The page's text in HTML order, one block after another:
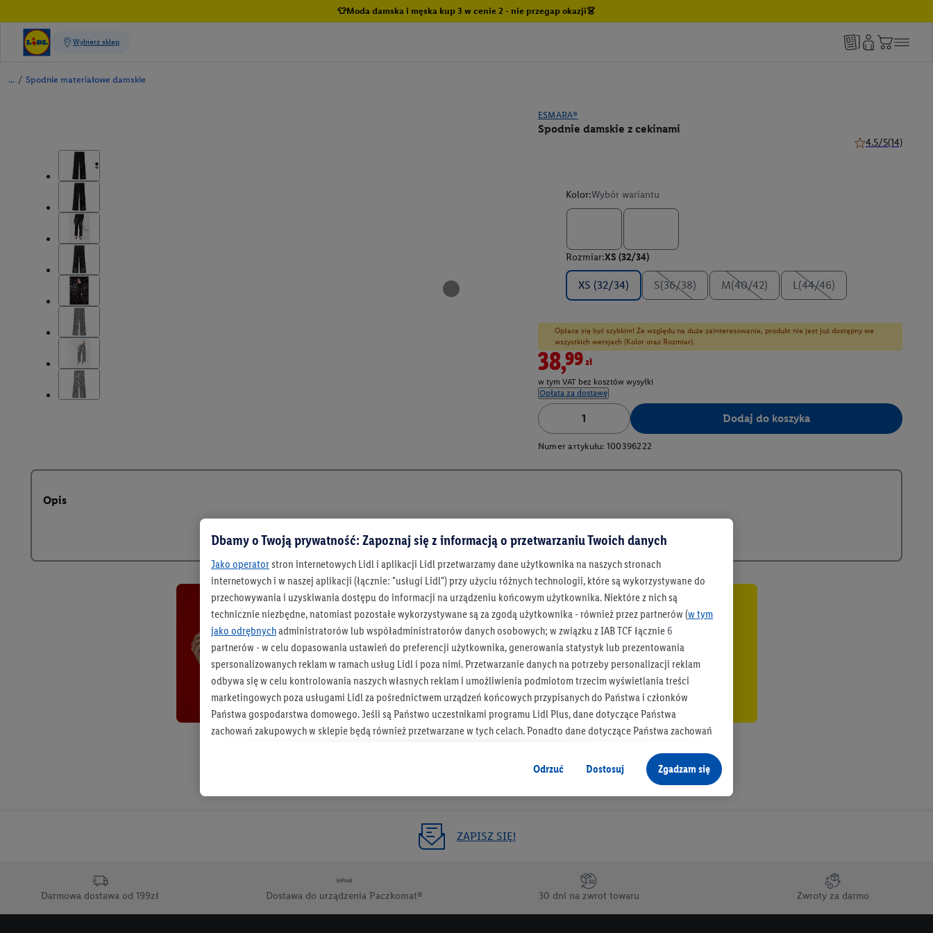
👕Moda damska i męska kup 3 w cenie 2 - nie przegap okazji👗
/ Spodnie materiałowe damskie
ESMARA®
Spodnie damskie z cekinami
4.5/5(14)
Kolor:Wybór wariantu
Rozmiar:XS (32/34)
XS (32/34) S(36/38) M(40/42) L(44/46)
Opłaca się być szybkim! Ze względu na duże zainteresowanie, produkt nie jest już dostępny we
wszystkich wersjach (Kolor oraz Rozmiar).
38,99zł
w tym VAT bez kosztów wysyłki
Opłata za dostawę
Dodaj do koszyka
Numer artykułu: 100396222
Opis
Bądź na bieżąco
Otrzymuj newsletter Lidla
Zapisz się!
ZAPISZ SIĘ!
Darmowa dostawa od 199zł Dostawa do urządzenia Paczkomat® 30 dni na zwrot towaru Zwroty za darmo
Dbamy o Twoją prywatność: Zapoznaj się z informacją o przetwarzaniu Twoich danych
Jako operatorstron internetowych Lidl i aplikacji Lidl przetwarzamy dane użytkownika na naszych stronach
internetowych i w naszej aplikacji (łącznie: "usługi Lidl") przy użyciu różnych technologii, które są wykorzystywane do
przechowywania i uzyskiwania dostępu do informacji na urządzeniu końcowym użytkownika. Niektóre z nich są
technicznie niezbędne, natomiast pozostałe wykorzystywane są za zgodą użytkownika - również przez partnerów (w tym
jako odrębnychadministratorów lub współadministratorów danych osobowych; w związku z IAB TCF łącznie 6
partnerów - w celu dopasowania ustawień do preferencji użytkownika, generowania statystyk lub prezentowania
spersonalizowanych reklam w ramach usług Lidl i poza nimi. Przetwarzanie danych na potrzeby personalizacji reklam
odbywa się w celu kontrolowania naszych własnych reklam i umożliwienia podmiotom trzecim wyświetlania treści
marketingowych poza usługami Lidl za pośrednictwem urządzeń końcowych przypisanych do Państwa i członków
Państwa gospodarstwa domowego. Jeśli są Państwo uczestnikami programu Lidl Plus, dane dotyczące Państwa
zachowań zakupowych w sklepie będą również przetwarzane w tych celach. Ponadto dane dotyczące Państwa zachowań
jako niezależny administrator danych
Tworzenie spersonalizowanych reklam opiera się na generowaniu profili, które są również wzbogacane o dane z innych
informacji z konta klienta - np. wieku lub płci - a także dokładnych danych dotyczących lokalizacji), również przez różne
urządzenia końcowe i usługi Lidl, w tym przechowywanie lub uzyskiwanie dostępu do informacji na urządzeniach
przetwarzanie odbywa się również w celu pomiaru wydajności/skuteczności reklamy, badania grup docelowych,
opracowywania ofert oraz zapewnienia bezpieczeństwa technicznego i optymalizacji wyświetlania konkretnych treści.
Odrzuć Dostosuj Zgadzam się